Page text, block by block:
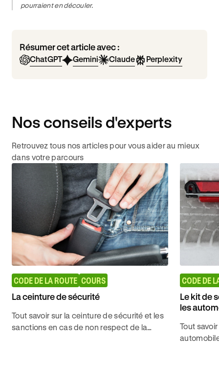
pourraient en découler.
Résumer cet article avec :
ChatGPT Gemini Claude Perplexity
Nos conseils d'experts
Retrouvez tous nos articles pour vous aider au mieux
dans votre parcours
CODE DE LA ROUTE COURS
La ceinture de sécurité
Tout savoir sur la ceinture de sécurité et les
sanctions en cas de non respect de la
CODE DE
Le kit de
les
Tout